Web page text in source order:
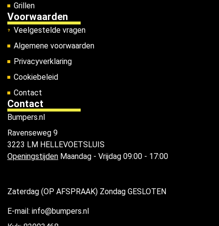
Grillen
Voorwaarden
Veelgestelde vragen
Algemene voorwaarden
Privacyverklaring
Cookiebeleid
Contact
Contact
Bumpers.nl
Ravenseweg 9
3223 LM HELLEVOETSLUIS
Openingstijden Maandag - Vrijdag 09:00 - 17:00
Zaterdag (OP AFSPRAAK) Zondag GESLOTEN
E-mail: info@bumpers.nl